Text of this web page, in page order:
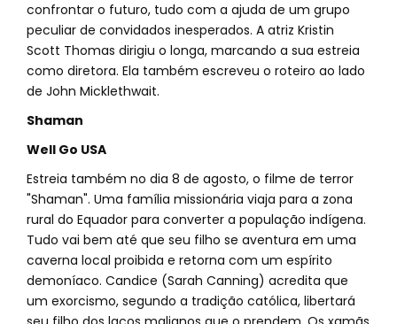
confrontar o futuro, tudo com a ajuda de um grupo
peculiar de convidados inesperados. A atriz Kristin
Scott Thomas dirigiu o longa, marcando a sua estreia
como diretora. Ela também escreveu o roteiro ao lado
de John Micklethwait.
Shaman
Well Go USA
Estreia também no dia 8 de agosto, o filme de terror
"Shaman". Uma família missionária viaja para a zona
rural do Equador para converter a população indígena.
Tudo vai bem até que seu filho se aventura em uma
caverna local proibida e retorna com um espírito
demoníaco. Candice (Sarah Canning) acredita que
um exorcismo, segundo a tradição católica, libertará